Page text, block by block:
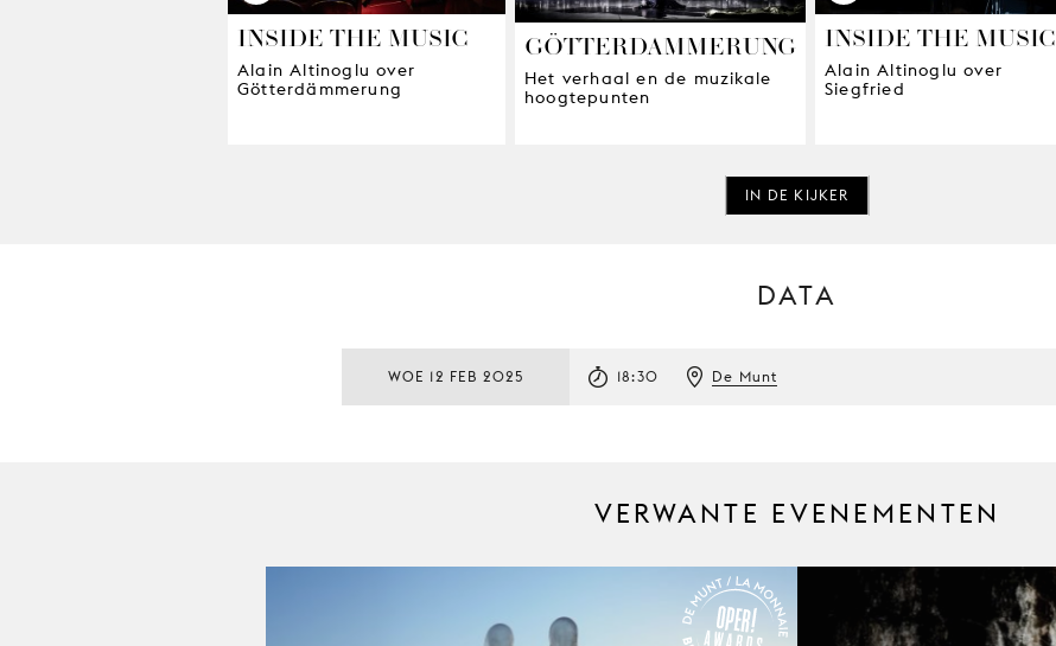
INSIDE THE MUSIC
Alain Altinoglu over
Götterdämmerung
GÖTTERDAMMERUNG
Het verhaal en de muzikale
hoogtepunten
INSIDE THE MUSIC
Alain Altinoglu over
Siegfried
IN DE KIJKER
DATA
WOE 12 FEB 2025 18:30 De Munt
VERWANTE EVENEMENTEN